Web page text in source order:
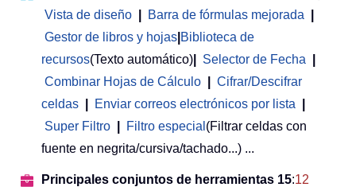
Vista de diseño
Barra de fórmulas mejorada
Gestor de libros y hojas Biblioteca de
recursos(Texto automático) Selector de Fecha
Combinar Hojas de Cálculo
Cifrar/Descifrar
celdas
Enviar correos electrónicos por lista
Super Filtro
Filtro especial (Filtrar celdas con
fuente en negrita/cursiva/tachado...) ...
Principales conjuntos de herramientas 15:12